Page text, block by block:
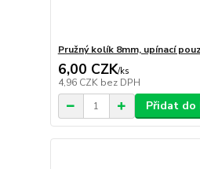
Pružný kolík 8mm, upínací
6,00 CZK/ks
4,96 CZK bez DPH
Přidat do